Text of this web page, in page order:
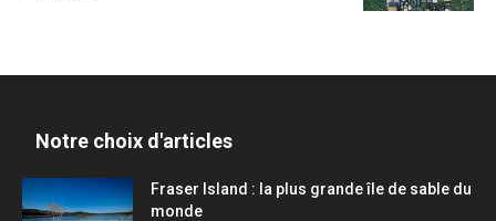
Notre choix d'articles
Fraser Island : la plus grande île de sable du
monde